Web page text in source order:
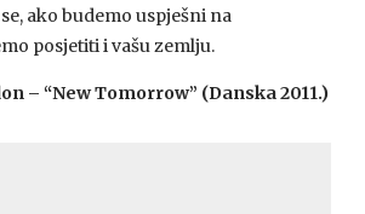
ako budemo uspješni na
posjetiti i vašu zemlju.
– “New Tomorrow” (Danska 2011.)